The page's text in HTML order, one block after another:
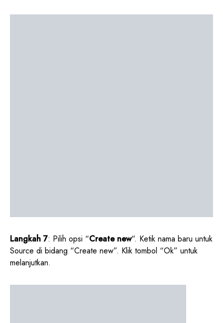
Langkah 7: Pilih opsi “Create new“. Ketik nama baru untuk
Source di bidang “Create new”. Klik tombol “Ok” untuk
melanjutkan.